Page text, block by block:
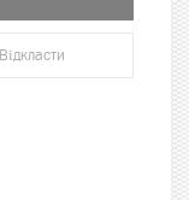
Відкласти